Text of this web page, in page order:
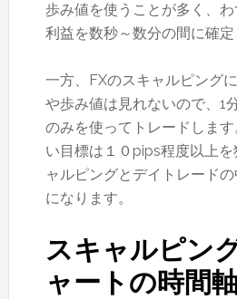
歩み値を使うことが多く、
利益を数秒～数分の間に確定
一方、FXのスキャルピング
や歩み値は見れないので、1
のみを使ってトレードしま
い目標は１０pips程度以上
ャルピングとデイトレード
になります。
スキャルピン
ャートの時間